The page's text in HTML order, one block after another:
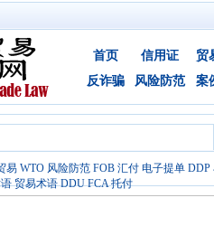
首页 信用证
贸
反诈骗
风险防范 案
易 WTO 风险防范 FOB 汇付 电子提单 DDP
贸易术语 DDU FCA 托付